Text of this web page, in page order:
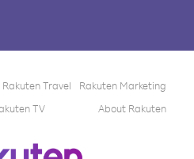
Rakuten Travel
Rakuten Marketing
TV About Rakuten